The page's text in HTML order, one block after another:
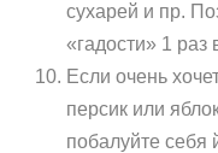
сухарей и пр.
«гадости» 1
Если очень
персик или
побалуйте себя